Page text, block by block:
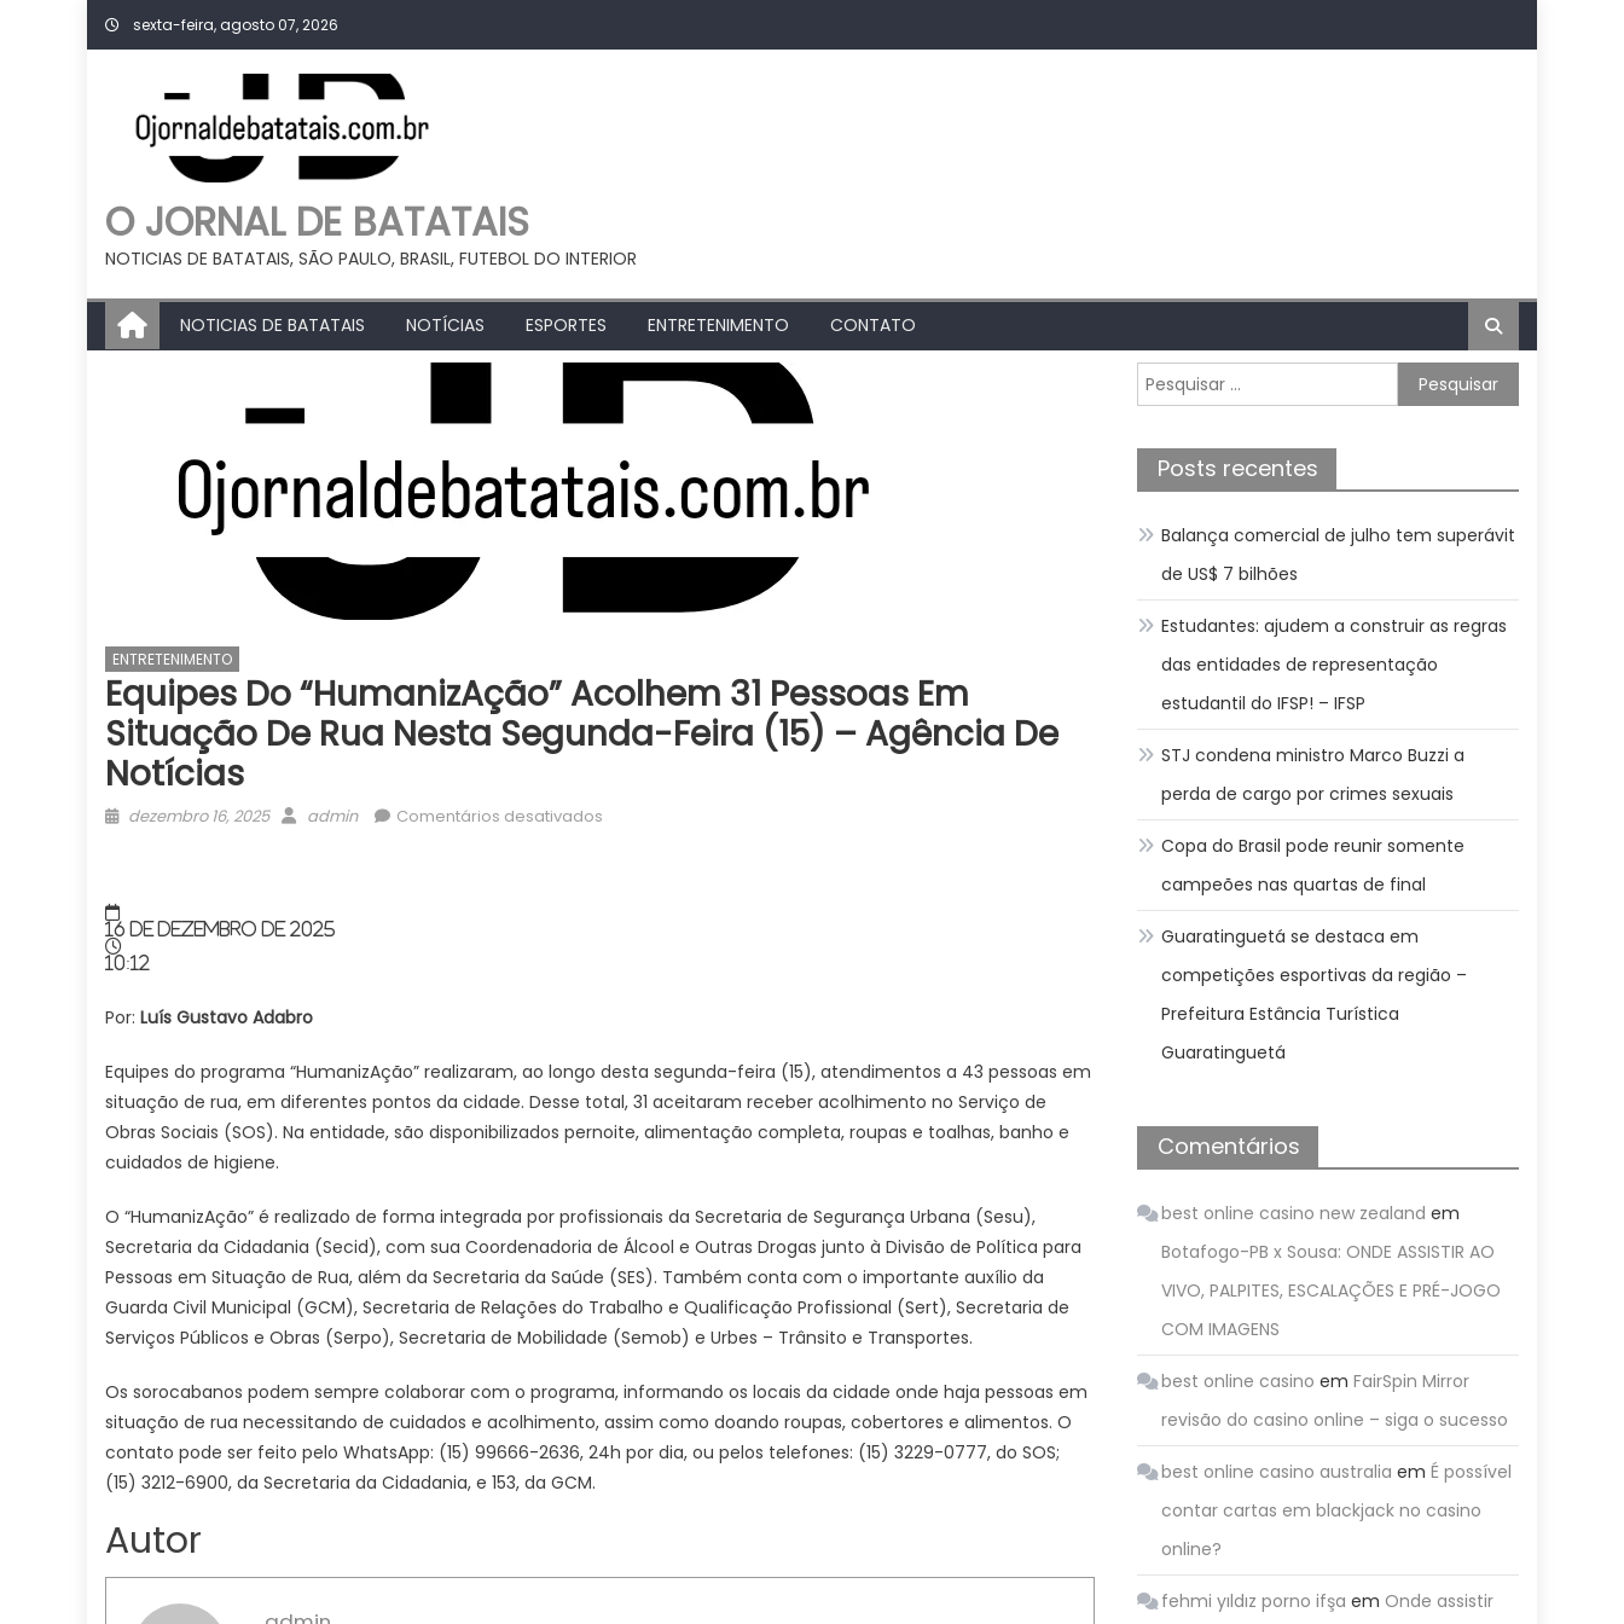
Skip
to
sexta-feira, agosto 07, 2026
O JORNAL DE BATATAIS
NOTICIAS DE BATATAIS, SÃO PAULO, BRASIL, FUTEBOL DO INTERIOR
NOTICIAS DE BATATAIS NOTÍCIAS ESPORTES ENTRETENIMENTO CONTATO
ENTRETENIMENTO
Equipes Do “HumanizAção” Acolhem 31 Pessoas Em
Situação De Rua Nesta Segunda-Feira (15) – Agência De
Notícias
Posted
dezembro 16, 2025 Author
admin Comentários desativados
de
rua
nesta
segunda-
–
Agência
de
Notícias
16 de dezembro de 2025
10:12
Por: Luís Gustavo Adabro
Equipes do programa “HumanizAção” realizaram, ao longo desta segunda-feira (15), atendimentos a 43 pessoas em
situação de rua, em diferentes pontos da cidade. Desse total, 31 aceitaram receber acolhimento no Serviço de
Obras Sociais (SOS). Na entidade, são disponibilizados pernoite, alimentação completa, roupas e toalhas, banho e
cuidados de higiene.
O “HumanizAção” é realizado de forma integrada por profissionais da Secretaria de Segurança Urbana (Sesu),
Secretaria da Cidadania (Secid), com sua Coordenadoria de Álcool e Outras Drogas junto à Divisão de Política para
Pessoas em Situação de Rua, além da Secretaria da Saúde (SES). Também conta com o importante auxílio da
Guarda Civil Municipal (GCM), Secretaria de Relações do Trabalho e Qualificação Profissional (Sert), Secretaria de
Serviços Públicos e Obras (Serpo), Secretaria de Mobilidade (Semob) e Urbes – Trânsito e Transportes.
Os sorocabanos podem sempre colaborar com o programa, informando os locais da cidade onde haja pessoas em
situação de rua necessitando de cuidados e acolhimento, assim como doando roupas, cobertores e alimentos. O
contato pode ser feito pelo WhatsApp: (15) 99666-2636, 24h por dia, ou pelos telefones: (15) 3229-0777, do SOS;
(15) 3212-6900, da Secretaria da Cidadania, e 153, da GCM.
Autor
Pesquisar
por:
Posts recentes
Balança comercial de julho tem superávit
de US$ 7 bilhões
Estudantes: ajudem a construir as regras
das entidades de representação
estudantil do IFSP! – IFSP
STJ condena ministro Marco Buzzi a
perda de cargo por crimes sexuais
Copa do Brasil pode reunir somente
campeões nas quartas de final
Guaratinguetá se destaca em
competições esportivas da região –
Prefeitura Estância Turística
Guaratinguetá
Comentários
best online casino new zealand em
Botafogo-PB x Sousa: ONDE ASSISTIR AO
VIVO, PALPITES, ESCALAÇÕES E PRÉ-JOGO
COM IMAGENS
best online casino emFairSpin Mirror
revisão do casino online – siga o sucesso
best online casino australia emÉ possível
contar cartas em blackjack no casino
online?
fehmi yıldız porno ifşa em Onde assistir